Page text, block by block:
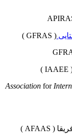
( GFRAS )
)
for
(
AFAAS )